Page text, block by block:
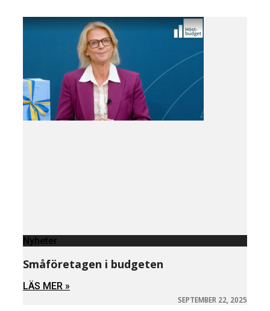
Nyheter
Småföretagen i budgeten
LÄS MER »
SEPTEMBER 22, 2025